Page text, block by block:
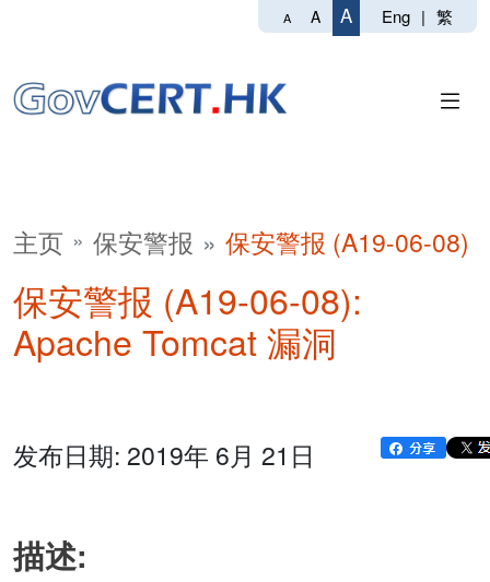
A A A Eng | 繁
主页 保安警报 保安警报 (A19-06-08)
保安警报 (A19-06-08):
Apache Tomcat 漏洞
发布日期: 2019年 6月 21日
描述: